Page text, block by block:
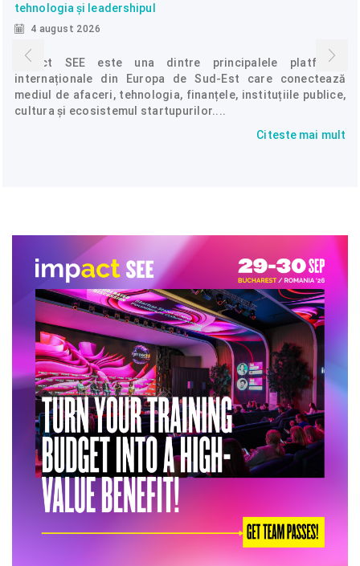
tehnologia și leadershipul
4 august 2026
Impact SEE este una dintre principalele platforme
internaționale din Europa de Sud-Est care conectează
mediul de afaceri, tehnologia, finanțele, instituțiile publice,
cultura și ecosistemul startupurilor....
Citeste mai mult